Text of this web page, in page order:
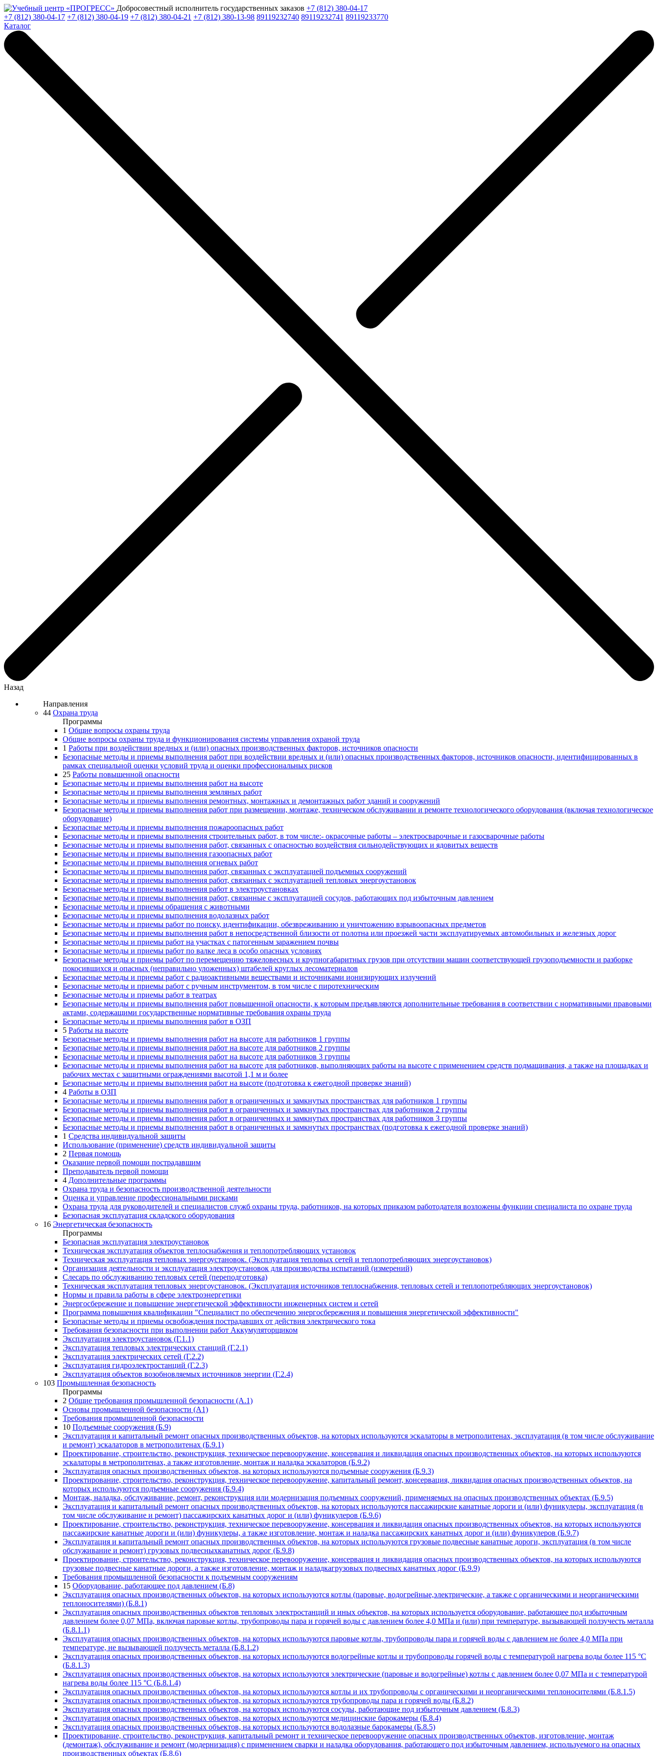
Добросовестный исполнитель государственных заказов +7 (812) 380-04-17
+7 (812) 380-04-17 +7 (812) 380-04-19 +7 (812) 380-04-21 +7 (812) 380-13-98 89119232740 89119232741 89119233770
Каталог
Назад
Направления
44 Охрана труда
Программы
1 Общие вопросы охраны труда
Общие вопросы охраны труда и функционирования системы управления охраной труда
1 Работы при воздействии вредных и (или) опасных производственных факторов, источников опасности
Безопасные методы и приемы выполнения работ при воздействии вредных и (или) опасных производственных факторов, источников опасности, идентифицированных в
рамках специальной оценки условий труда и оценки профессиональных рисков
25 Работы повышенной опасности
Безопасные методы и приемы выполнения работ на высоте
Безопасные методы и приемы выполнения земляных работ
Безопасные методы и приемы выполнения ремонтных, монтажных и демонтажных работ зданий и сооружений
Безопасные методы и приемы выполнения работ при размещении, монтаже, техническом обслуживании и ремонте технологического оборудования (включая технологическое
оборудование)
Безопасные методы и приемы выполнения пожароопасных работ
Безопасные методы и приемы выполнения строительных работ, в том числе:- окрасочные работы – электросварочные и газосварочные работы
Безопасные методы и приемы выполнения работ, связанных с опасностью воздействия сильнодействующих и ядовитых веществ
Безопасные методы и приемы выполнения газоопасных работ
Безопасные методы и приемы выполнения огневых работ
Безопасные методы и приемы выполнения работ, связанных с эксплуатацией подъемных сооружений
Безопасные методы и приемы выполнения работ, связанных с эксплуатацией тепловых энергоустановок
Безопасные методы и приемы выполнения работ в электроустановках
Безопасные методы и приемы выполнения работ, связанные с эксплуатацией сосудов, работающих под избыточным давлением
Безопасные методы и приемы обращения с животными
Безопасные методы и приемы выполнения водолазных работ
Безопасные методы и приемы работ по поиску, идентификации, обезвреживанию и уничтожению взрывоопасных предметов
Безопасные методы и приемы выполнения работ в непосредственной близости от полотна или проезжей части эксплуатируемых автомобильных и железных дорог
Безопасные методы и приемы работ на участках с патогенным заражением почвы
Безопасные методы и приемы работ по валке леса в особо опасных условиях
Безопасные методы и приемы работ по перемещению тяжеловесных и крупногабаритных грузов при отсутствии машин соответствующей грузоподъемности и разборке
покосившихся и опасных (неправильно уложенных) штабелей круглых лесоматериалов
Безопасные методы и приемы работ с радиоактивными веществами и источниками ионизирующих излучений
Безопасные методы и приемы работ с ручным инструментом, в том числе с пиротехническим
Безопасные методы и приемы работ в театрах
Безопасные методы и приемы выполнения работ повышенной опасности, к которым предъявляются дополнительные требования в соответствии с нормативными правовыми
актами, содержащими государственные нормативные требования охраны труда
Безопасные методы и приемы выполнения работ в ОЗП
5 Работы на высоте
Безопасные методы и приемы выполнения работ на высоте для работников 1 группы
Безопасные методы и приемы выполнения работ на высоте для работников 2 группы
Безопасные методы и приемы выполнения работ на высоте для работников 3 группы
Безопасные методы и приемы выполнения работ на высоте для работников, выполняющих работы на высоте с применением средств подмащивания, а также на площадках и
рабочих местах с защитными ограждениями высотой 1,1 м и более
Безопасные методы и приемы выполнения работ на высоте (подготовка к ежегодной проверке знаний)
4 Работы в ОЗП
Безопасные методы и приемы выполнения работ в ограниченных и замкнутых пространствах для работников 1 группы
Безопасные методы и приемы выполнения работ в ограниченных и замкнутых пространствах для работников 2 группы
Безопасные методы и приемы выполнения работ в ограниченных и замкнутых пространствах для работников 3 группы
Безопасные методы и приемы выполнения работ в ограниченных и замкнутых пространствах (подготовка к ежегодной проверке знаний)
1 Средства индивидуальной защиты
Использование (применение) средств индивидуальной защиты
2 Первая помощь
Оказание первой помощи пострадавшим
Преподаватель первой помощи
4 Дополнительные программы
Охрана труда и безопасность производственной деятельности
Оценка и управление профессиональными рисками
Охрана труда для руководителей и специалистов служб охраны труда, работников, на которых приказом работодателя возложены функции специалиста по охране труда
Безопасная эксплуатация складского оборудования
16 Энергетическая безопасность
Программы
Безопасная эксплуатация электроустановок
Техническая эксплуатация объектов теплоснабжения и теплопотребляющих установок
Техническая эксплуатация тепловых энергоустановок. (Эксплуатация тепловых сетей и теплопотребляющих энергоустановок)
Организация деятельности и эксплуатация электроустановок для производства испытаний (измерений)
Слесарь по обслуживанию тепловых сетей (переподготовка)
Техническая эксплуатация тепловых энергоустановок. (Эксплуатация источников теплоснабжения, тепловых сетей и теплопотребляющих энергоустановок)
Нормы и правила работы в сфере электроэнергетики
Энергосбережение и повышение энергетической эффективности инженерных систем и сетей
Программа повышения квалификации "Специалист по обеспечению энергосбережения и повышения энергетической эффективности"
Безопасные методы и приемы освобождения пострадавших от действия электрического тока
Требования безопасности при выполнении работ Аккумуляторщиком
Эксплуатация электроустановок (Г.1.1)
Эксплуатация тепловых электрических станций (Г.2.1)
Эксплуатация электрических сетей (Г.2.2)
Эксплуатация гидроэлектростанций (Г.2.3)
Эксплуатация объектов возобновляемых источников энергии (Г.2.4)
103 Промышленная безопасность
Программы
2 Общие требования промышленной безопасности (А.1)
Основы промышленной безопасности (А1)
Требования промышленной безопасности
10 Подъемные сооружения (Б.9)
Эксплуатация и капитальный ремонт опасных производственных объектов, на которых используются эскалаторы в метрополитенах, эксплуатация (в том числе обслуживание
и ремонт) эскалаторов в метрополитенах (Б.9.1)
Проектирование, строительство, реконструкция, техническое перевооружение, консервация и ликвидация опасных производственных объектов, на которых используются
эскалаторы в метрополитенах, а также изготовление, монтаж и наладка эскалаторов (Б.9.2)
Эксплуатация опасных производственных объектов, на которых используются подъемные сооружения (Б.9.3)
Проектирование, строительство, реконструкция, техническое перевооружение, капитальный ремонт, консервация, ликвидация опасных производственных объектов, на
которых используются подъемные сооружения (Б.9.4)
Монтаж, наладка, обслуживание, ремонт, реконструкция или модернизация подъемных сооружений, применяемых на опасных производственных объектах (Б.9.5)
Эксплуатация и капитальный ремонт опасных производственных объектов, на которых используются пассажирские канатные дороги и (или) фуникулеры, эксплуатация (в
том числе обслуживание и ремонт) пассажирских канатных дорог и (или) фуникулеров (Б.9.6)
Проектирование, строительство, реконструкция, техническое перевооружение, консервация и ликвидация опасных производственных объектов, на которых используются
пассажирские канатные дороги и (или) фуникулеры, а также изготовление, монтаж и наладка пассажирских канатных дорог и (или) фуникулеров (Б.9.7)
Эксплуатация и капитальный ремонт опасных производственных объектов, на которых используются грузовые подвесные канатные дороги, эксплуатация (в том числе
обслуживание и ремонт) грузовых подвесныхканатных дорог (Б.9.8)
Проектирование, строительство, реконструкция, техническое перевооружение, консервация и ликвидация опасных производственных объектов, на которых используются
грузовые подвесные канатные дороги, а также изготовление, монтаж и наладкагрузовых подвесных канатных дорог (Б.9.9)
Требования промышленной безопасности к подъемным сооружениям
15 Оборудование, работающее под давлением (Б.8)
Эксплуатация опасных производственных объектов, на которых используются котлы (паровые, водогрейные,электрические, а также с органическими и неорганическими
теплоносителями) (Б.8.1)
Эксплуатация опасных производственных объектов тепловых электростанций и иных объектов, на которых используется оборудование, работающее под избыточным
давлением более 0,07 МПа, включая паровые котлы, трубопроводы пара и горячей воды с давлением более 4,0 МПа и (или) при температуре, вызывающей ползучесть металла
(Б.8.1.1)
Эксплуатация опасных производственных объектов, на которых используются паровые котлы, трубопроводы пара и горячей воды с давлением не более 4,0 МПа при
температуре, не вызывающей ползучесть металла (Б.8.1.2)
Эксплуатация опасных производственных объектов, на которых используются водогрейные котлы и трубопроводы горячей воды с температурой нагрева воды более 115 °C
(Б.8.1.3)
Эксплуатация опасных производственных объектов, на которых используются электрические (паровые и водогрейные) котлы с давлением более 0,07 МПа и с температурой
нагрева воды более 115 °C (Б.8.1.4)
Эксплуатация опасных производственных объектов, на которых используются котлы и их трубопроводы с органическими и неорганическими теплоносителями (Б.8.1.5)
Эксплуатация опасных производственных объектов, на которых используются трубопроводы пара и горячей воды (Б.8.2)
Эксплуатация опасных производственных объектов, на которых используются сосуды, работающие под избыточным давлением (Б.8.3)
Эксплуатация опасных производственных объектов, на которых используются медицинские барокамеры (Б.8.4)
Эксплуатация опасных производственных объектов, на которых используются водолазные барокамеры (Б.8.5)
Проектирование, строительство, реконструкция, капитальный ремонт и техническое перевооружение опасных производственных объектов, изготовление, монтаж
(демонтаж), обслуживание и ремонт (модернизация) с применением сварки и наладка оборудования, работающего под избыточным давлением, используемого на опасных
производственных объектах (Б.8.6)